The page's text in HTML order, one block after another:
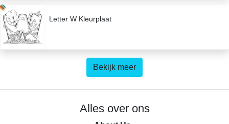
Letter W Kleurplaat
Bekijk meer
Alles over ons